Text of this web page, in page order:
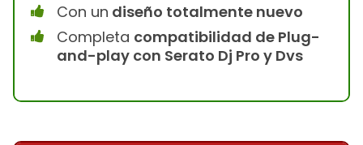
Con un diseño totalmente nuevo
Completa compatibilidad de Plug-
and-play con Serato Dj Pro y Dvs